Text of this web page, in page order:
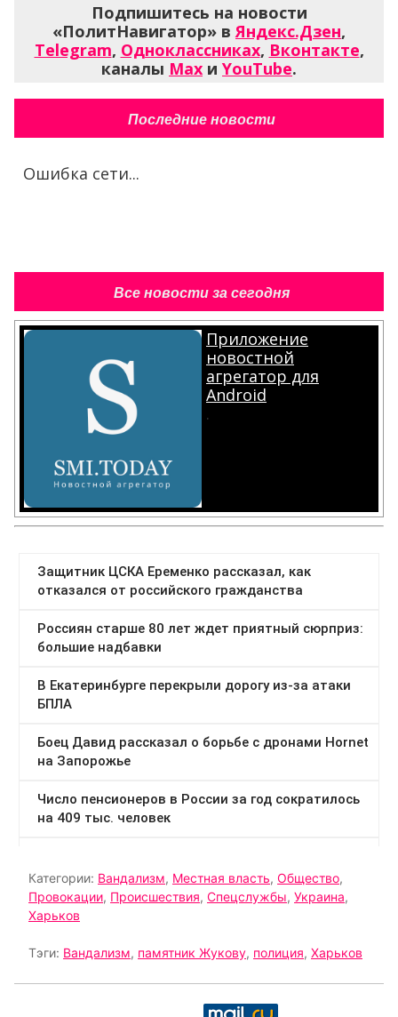
Подпишитесь на новости
«ПолитНавигатор» в Яндекс.Дзен,
Telegram, Одноклассниках, Вконтакте,
каналы Max и YouTube.
Последние новости
Ошибка сети...
Все новости за сегодня
Приложение
новостной
агрегатор для
Android
.
Категории: Вандализм, Местная власть, Общество,
Провокации, Происшествия, Спецслужбы, Украина,
Харьков
Тэги: Вандализм, памятник Жукову, полиция, Харьков